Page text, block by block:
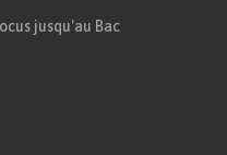
jusqu'au Bac